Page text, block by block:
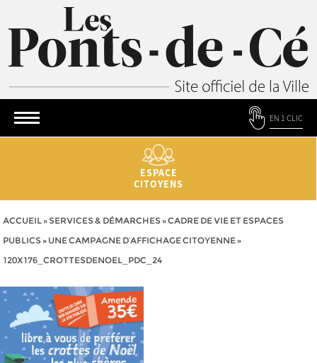
EN 1 CLIC
ESPACE
CITOYENS
ACCUEIL» SERVICES & DÉMARCHES»CADRE DE VIE ET ESPACES
PUBLICS» UNE CAMPAGNE D’AFFICHAGE CITOYENNE»
120X176_CROTTESDENOEL_PDC_24